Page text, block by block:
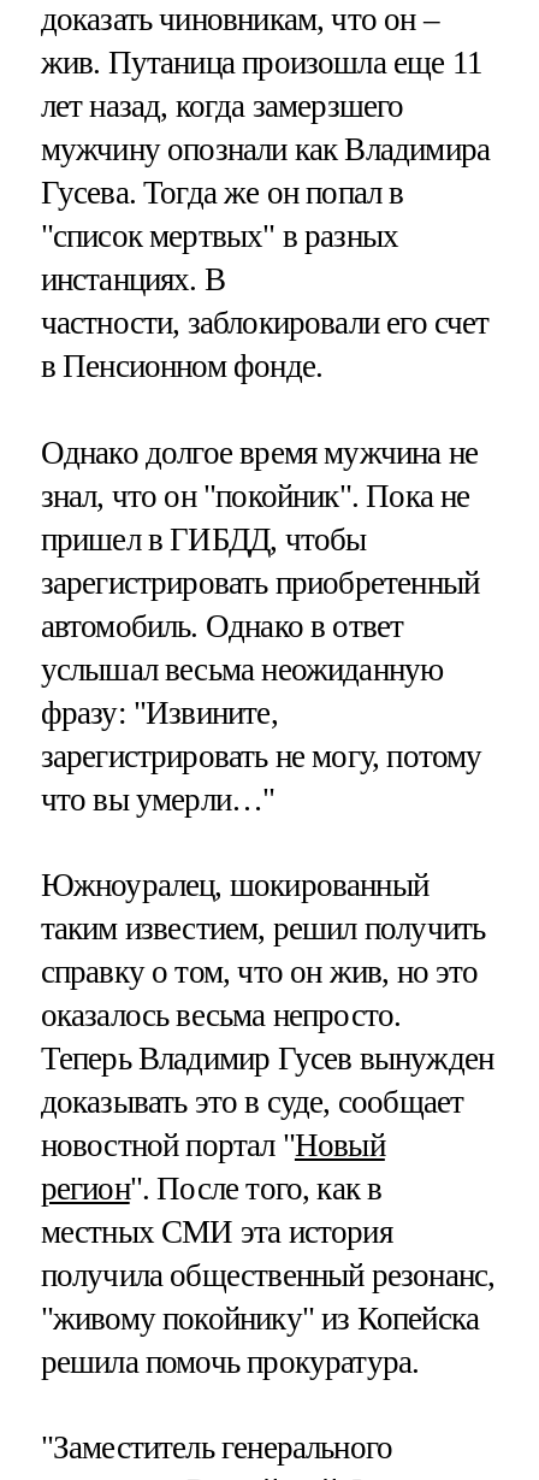
доказать чиновникам, что он –
жив. Путаница произошла еще 11
лет назад, когда замерзшего
мужчину опознали как Владимира
Гусева. Тогда же он попал в
"список мертвых" в разных
инстанциях. В
частности, заблокировали его счет
в Пенсионном фонде.
Однако долгое время мужчина не
знал, что он "покойник". Пока не
пришел в ГИБДД, чтобы
зарегистрировать приобретенный
автомобиль. Однако в ответ
услышал весьма неожиданную
фразу: "Извините,
зарегистрировать не могу, потому
что вы умерли…"
Южноуралец, шокированный
таким известием, решил получить
справку о том, что он жив, но это
оказалось весьма непросто.
Теперь Владимир Гусев вынужден
доказывать это в суде, сообщает
новостной портал "Новый
регион". После того, как в
местных СМИ эта история
получила общественный резонанс,
"живому покойнику" из Копейска
решила помочь прокуратура.
"Заместитель генерального